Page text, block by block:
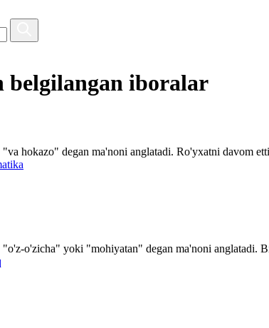
belgilangan iboralar
hokazo" degan ma'noni anglatadi. Ro'yxatni davom
o'zicha" yoki "mohiyatan" degan ma'noni anglatadi.